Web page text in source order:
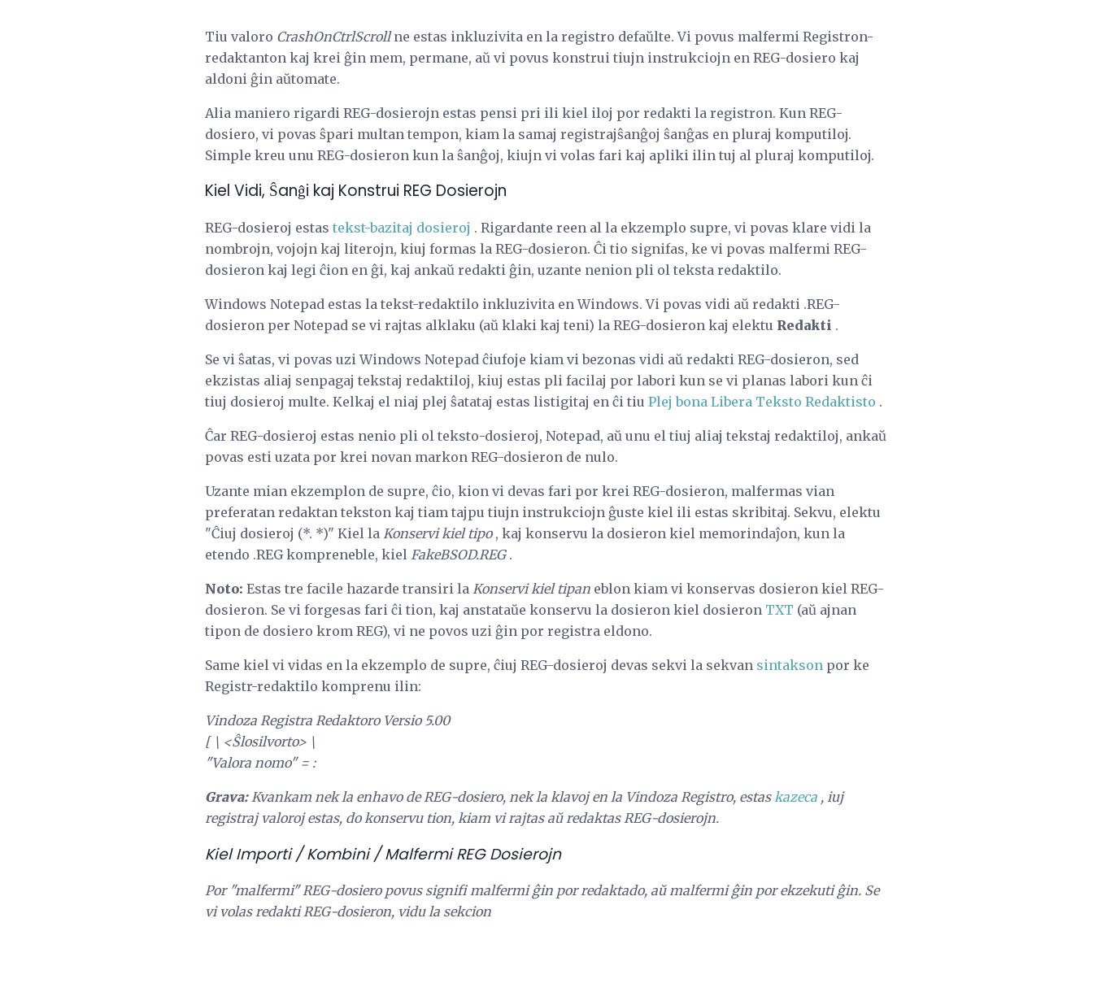
Tiu valoro CrashOnCtrlScrollne estas inkluzivita en la registro defaŭlte. Vi povus malfermi Registron-
redaktanton kaj krei ĝin mem, permane, aŭ vi povus konstrui tiujn instrukciojn en REG-dosiero kaj
aldoni ĝin aŭtomate.
Alia maniero rigardi REG-dosierojn estas pensi pri ili kiel iloj por redakti la registron. Kun REG-
dosiero, vi povas ŝpari multan tempon, kiam la samaj registrajŝanĝoj ŝanĝas en pluraj komputiloj.
Simple kreu unu REG-dosieron kun la ŝanĝoj, kiujn vi volas fari kaj apliki ilin tuj al pluraj komputiloj.
Kiel Vidi, Ŝanĝi kaj Konstrui REG Dosierojn
REG-dosieroj estas tekst-bazitaj dosieroj . Rigardante reen al la ekzemplo supre, vi povas klare vidi la
nombrojn, vojojn kaj literojn, kiuj formas la REG-dosieron. Ĉi tio signifas, ke vi povas malfermi REG-
dosieron kaj legi ĉion en ĝi, kaj ankaŭ redakti ĝin, uzante nenion pli ol teksta redaktilo.
Windows Notepad estas la tekst-redaktilo inkluzivita en Windows. Vi povas vidi aŭ redakti .REG-
dosieron per Notepad se vi rajtas alklaku (aŭ klaki kaj teni) la REG-dosieron kaj elektu Redakti .
Se vi ŝatas, vi povas uzi Windows Notepad ĉiufoje kiam vi bezonas vidi aŭ redakti REG-dosieron, sed
ekzistas aliaj senpagaj tekstaj redaktiloj, kiuj estas pli facilaj por labori kun se vi planas labori kun ĉi
tiuj dosieroj multe. Kelkaj el niaj plej ŝatataj estas listigitaj en ĉi tiu Plej bona Libera Teksto Redaktisto .
Ĉar REG-dosieroj estas nenio pli ol teksto-dosieroj, Notepad, aŭ unu el tiuj aliaj tekstaj redaktiloj, ankaŭ
povas esti uzata por krei novan markon REG-dosieron de nulo.
Uzante mian ekzemplon de supre, ĉio, kion vi devas fari por krei REG-dosieron, malfermas vian
preferatan redaktan tekston kaj tiam tajpu tiujn instrukciojn ĝuste kiel ili estas skribitaj. Sekvu, elektu
"Ĉiuj dosieroj (*. *)" Kiel la Konservi kiel tipo, kaj konservu la dosieron kiel memorindaĵon, kun la
etendo .REG kompreneble, kiel FakeBSOD.REG.
Noto: Estas tre facile hazarde transiri la Konservi kiel tipan eblon kiam vi konservas dosieron kiel REG-
dosieron. Se vi forgesas fari ĉi tion, kaj anstataŭe konservu la dosieron kiel dosieron TXT (aŭ ajnan
tipon de dosiero krom REG), vi ne povos uzi ĝin por registra eldono.
Same kiel vi vidas en la ekzemplo de supre, ĉiuj REG-dosieroj devas sekvi la sekvan sintakson por ke
Registr-redaktilo komprenu ilin:
Vindoza Registra Redaktoro Versio 5.00
[\ <Ŝlosilvorto> \
"Valora nomo" = :
Grava:Kvankam nek la enhavo de REG-dosiero, nek la klavoj en la Vindoza Registro, estas kazeca , iuj
registraj valoroj estas, do konservu tion, kiam vi rajtas aŭ redaktas REG-dosierojn.
Kiel Importi / Kombini / Malfermi REG Dosierojn
Por "malfermi" REG-dosiero povus signifi malfermi ĝin por redaktado, aŭ malfermi ĝin por ekzekuti ĝin. Se
vi volas redakti REG-dosieron, vidu la sekcion